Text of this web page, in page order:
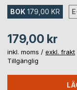
BOK 179,00 KR
179,00 kr
inkl. moms / exkl. frakt
Tillgänglig